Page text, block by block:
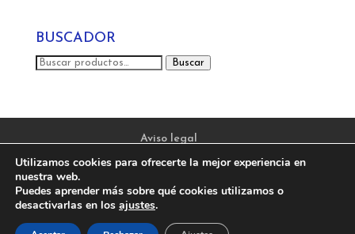
BUSCADOR
Buscar
Buscar
Aviso legal
Política de privacidad y protección de datos
CONFEIRUÑA Distribución de ropa de trabajo y
Utilizamos cookies para ofrecerte la mejor experiencia en
nuestra web.
Puedes aprender más sobre qué cookies utilizamos o
desactivarlas en los ajustes.